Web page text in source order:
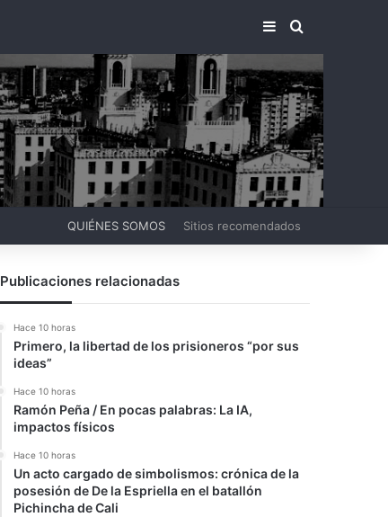
BARRA LATERAL
BUSCAR
QUIÉNES SOMOS Sitios recomendados
Publicaciones relacionadas
Hace 10 horas
Primero, la libertad de los prisioneros “por sus
ideas”
Hace 10 horas
Ramón Peña / En pocas palabras: La IA,
impactos físicos
Hace 10 horas
Un acto cargado de simbolismos: crónica de la
posesión de De la Espriella en el batallón
Pichincha de Cali